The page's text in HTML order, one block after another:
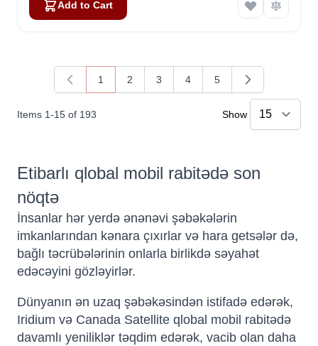
Add to Cart
Items 1-15 of 193
You're currently reading page
1
Page
2
Page
3
Page
4
Page
5
Show
Etibarlı qlobal mobil rabitədə son
nöqtə
İnsanlar hər yerdə ənənəvi şəbəkələrin
imkanlarından kənara çıxırlar və hara getsələr də,
bağlı təcrübələrinin onlarla birlikdə səyahət
edəcəyini gözləyirlər.
Dünyanın ən uzaq şəbəkəsindən istifadə edərək,
Iridium və Canada Satellite qlobal mobil rabitədə
davamlı yeniliklər təqdim edərək, vacib olan daha